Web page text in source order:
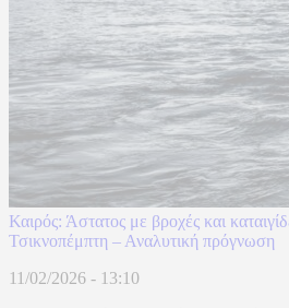
Καιρός: Άστατος με βροχές και
Τσικνοπέμπτη – Αναλυτική πρόγνωση
11/02/2026 - 13:10